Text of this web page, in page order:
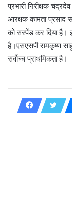
प्रभारी निरीक्षक
आरक्षक कामता प्रसाद
को सस्पेंड कर दिया है।
है।एसएसपी रामकृष्ण
सर्वोच्च प्राथमिकता है।